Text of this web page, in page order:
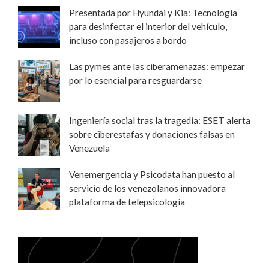
Presentada por Hyundai y Kia: Tecnología
para desinfectar el interior del vehículo,
incluso con pasajeros a bordo
Las pymes ante las ciberamenazas: empezar
por lo esencial para resguardarse
Ingeniería social tras la tragedia: ESET alerta
sobre ciberestafas y donaciones falsas en
Venezuela
Venemergencia y Psicodata han puesto al
servicio de los venezolanos innovadora
plataforma de telepsicología